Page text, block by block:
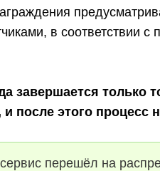
в соответствии
завершается только
после этого процесс
перешёл на